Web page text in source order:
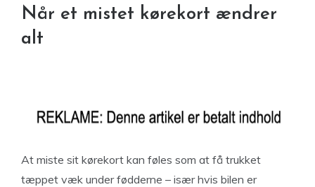
Når et mistet kørekort ændrer
alt
At miste sit kørekort kan føles som at få trukket
tæppet væk under fødderne – især hvis bilen er